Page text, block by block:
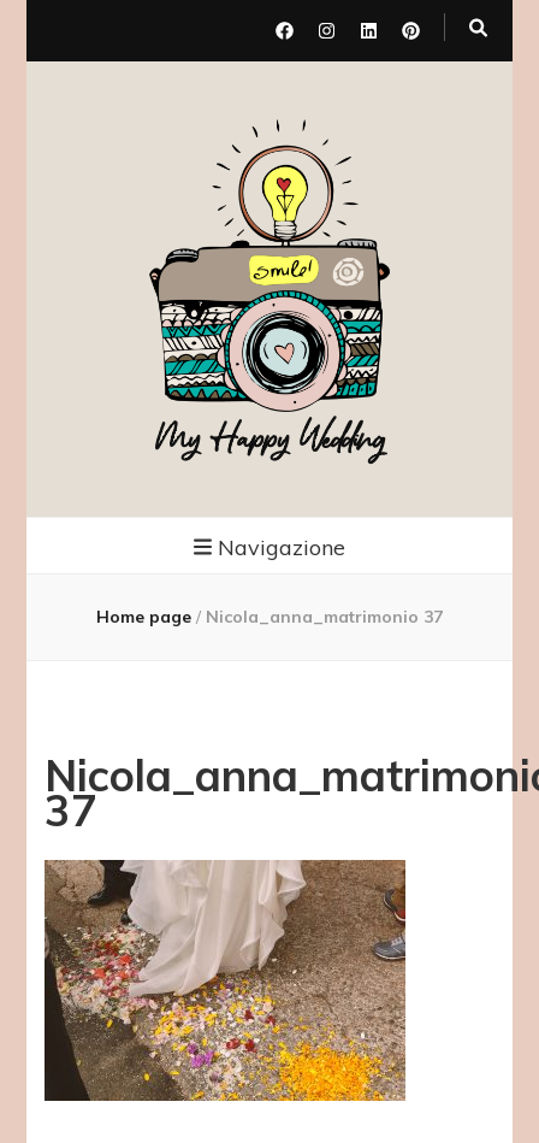
My Happy Wedding
Navigazione
Home page / Nicola_anna_matrimonio 37
37